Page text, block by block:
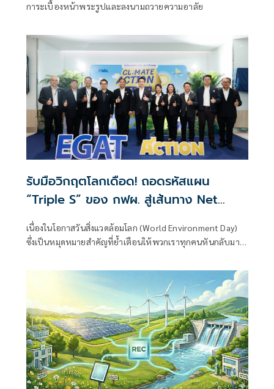
การะเบื้องหน้าพระรูปและลงนามถวายความอาลัย
รับมือวิกฤตโลกเดือด! ถอดรหัสแผน
“Triple S” ของ กฟผ. สู่เส้นทาง Net
Zero ที่ยั่งยืน
เนื่องในโอกาสวันสิ่งแวดล้อมโลก (World Environment Day)
ซึ่งเป็นหมุดหมายสำคัญที่ย้ำเตือนให้พวกเราทุกคนหันกลับมา